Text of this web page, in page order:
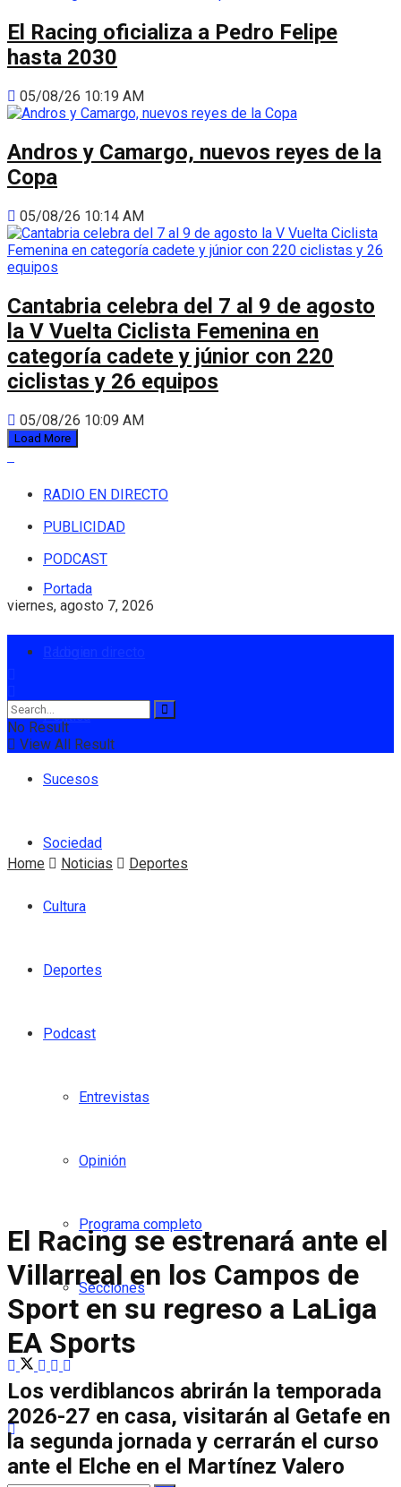
El Racing oficializa a Pedro Felipe
hasta 2030
05/08/26 10:19 AM
Andros y Camargo, nuevos reyes de la
Copa
05/08/26 10:14 AM
Cantabria celebra del 7 al 9 de agosto
la V Vuelta Ciclista Femenina en
categoría cadete y júnior con 220
ciclistas y 26 equipos
05/08/26 10:09 AM
Load More
RADIO EN DIRECTO
PUBLICIDAD
PODCAST
viernes, agosto 7, 2026
Portada
Política
Sucesos
Sociedad
Cultura
Deportes
Podcast
Entrevistas
Opinión
Programa completo
Secciones
No Result
View All Result
Home Noticias Deportes
El Racing se estrenará ante el
Villarreal en los Campos de
Sport en su regreso a LaLiga
EA Sports
Los verdiblancos abrirán la temporada
2026-27 en casa, visitarán al Getafe en
la segunda jornada y cerrarán el curso
ante el Elche en el Martínez Valero